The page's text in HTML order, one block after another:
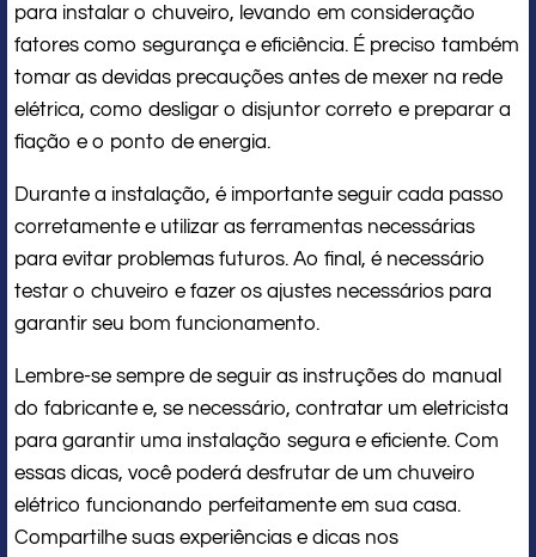
para instalar o chuveiro, levando em consideração
fatores como segurança e eficiência. É preciso também
tomar as devidas precauções antes de mexer na rede
elétrica, como desligar o disjuntor correto e preparar a
fiação e o ponto de energia.
Durante a instalação, é importante seguir cada passo
corretamente e utilizar as ferramentas necessárias
para evitar problemas futuros. Ao final, é necessário
testar o chuveiro e fazer os ajustes necessários para
garantir seu bom funcionamento.
Lembre-se sempre de seguir as instruções do manual
do fabricante e, se necessário, contratar um eletricista
para garantir uma instalação segura e eficiente. Com
essas dicas, você poderá desfrutar de um chuveiro
elétrico funcionando perfeitamente em sua casa.
Compartilhe suas experiências e dicas nos